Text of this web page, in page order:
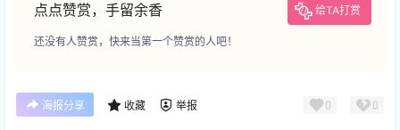
点点赞赏，手留余香 给TA打赏
还没有人赞赏，快来当第一个赞赏的人吧！
海报分享 收藏 举报 0 0